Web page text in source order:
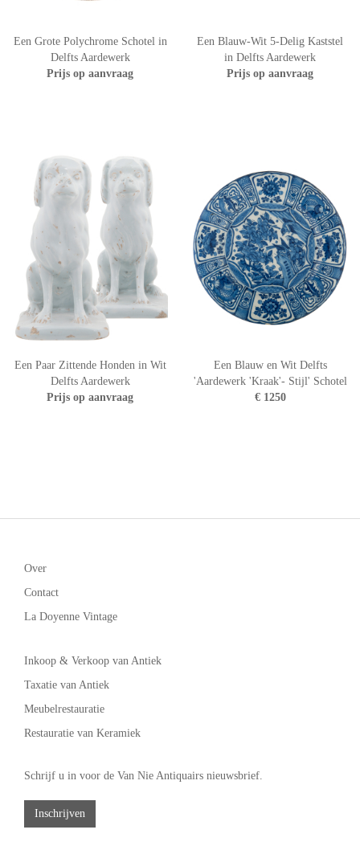
Een Grote Polychrome Schotel in
Delfts Aardewerk
Prijs op aanvraag
Een Blauw-Wit 5-Delig Kaststel
in Delfts Aardewerk
Prijs op aanvraag
Een Paar Zittende Honden in Wit
Delfts Aardewerk
Prijs op aanvraag
Een Blauw en Wit Delfts
'Aardewerk 'Kraak'- Stijl' Schotel
€ 1250
Over
Contact
La Doyenne Vintage
Inkoop & Verkoop van Antiek
Taxatie van Antiek
Meubelrestauratie
Restauratie van Keramiek
Schrijf u in voor de Van Nie Antiquairs nieuwsbrief.
Inschrijven